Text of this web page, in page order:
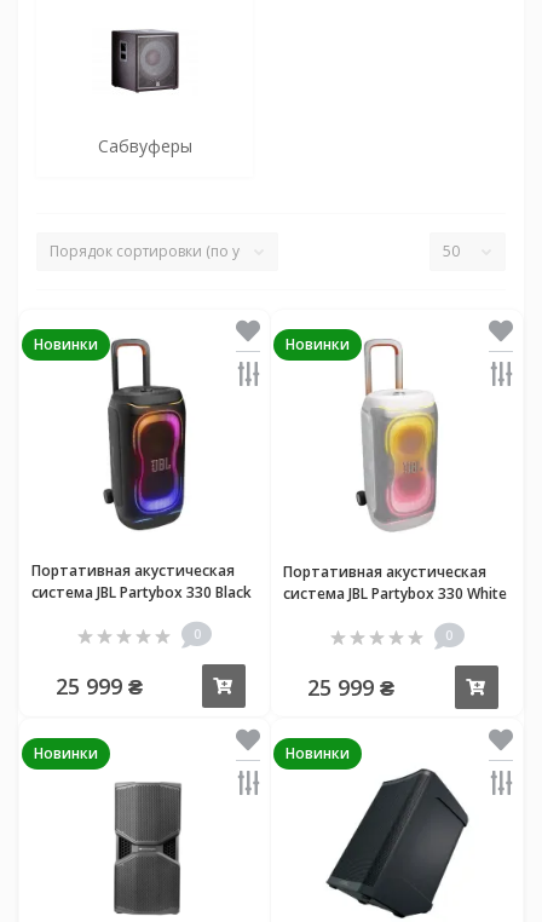
Сабвуферы
Новинки
Портативная акустическая
система JBL Partybox 330 Black
0
25 999 ₴
Новинки
Портативная акустическая
система JBL Partybox 330 White
0
25 999 ₴
Новинки Новинки